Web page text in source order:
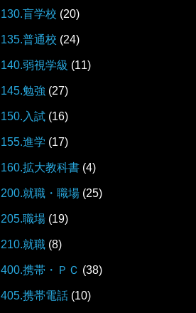
130.盲学校 (20)
135.普通校 (24)
140.弱視学級 (11)
145.勉強 (27)
150.入試 (16)
155.進学 (17)
160.拡大教科書 (4)
200.就職・職場 (25)
205.職場 (19)
210.就職 (8)
400.携帯・ＰＣ (38)
405.携帯電話 (10)